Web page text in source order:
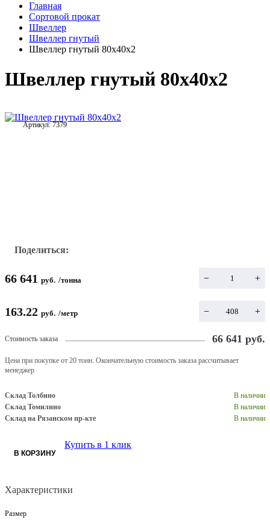
Главная
Сортовой прокат
Швеллер
Швеллер гнутый
Швеллер гнутый 80х40х2
Швеллер гнутый 80х40х2
Артикул: 7379
Поделиться:
66 641 руб. /тонна − +
163.22 руб. /метр − +
Стоимость заказа 66 641 руб.
Цена при покупке от 20 тонн. Окончательную стоимость заказа рассчитывает
менеджер
Склад Толбино
В наличии
Склад Томилино
В наличии
Склад на Рязанском пр-кте
В наличии
В КОРЗИНУ
Купить в 1 клик
Характеристики
Размер